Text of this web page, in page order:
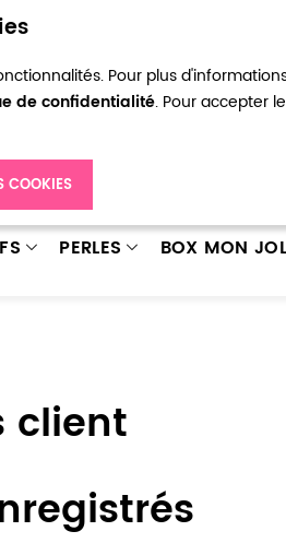
Pour plus
de confidentialité. Pour accepter
COOKIES
Connexion Créer un
PERLES BOX MON
client